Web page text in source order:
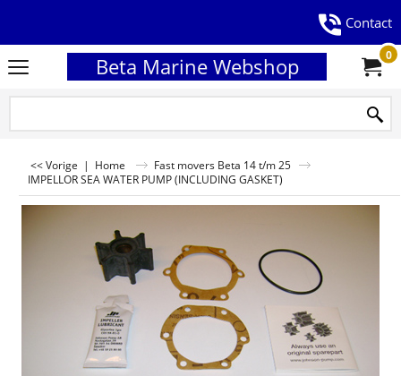
Contact
Beta Marine Webshop 0
<< Vorige | Home
Fast movers Beta 14 t/m 25
IMPELLOR SEA WATER PUMP (INCLUDING GASKET)